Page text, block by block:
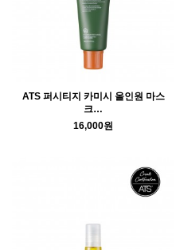
ATS 퍼시티지 카미시 올인원 마스
크…
16,000원